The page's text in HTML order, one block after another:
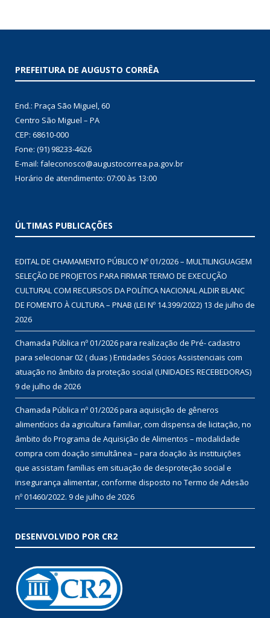
PREFEITURA DE AUGUSTO CORRÊA
End.: Praça São Miguel, 60
Centro São Miguel – PA
CEP: 68610-000
Fone: (91) 98233-4626
E-mail: faleconosco@augustocorrea.pa.gov.br
Horário de atendimento: 07:00 às 13:00
ÚLTIMAS PUBLICAÇÕES
EDITAL DE CHAMAMENTO PÚBLICO Nº 01/2026 – MULTILINGUAGEM
SELEÇÃO DE PROJETOS PARA FIRMAR TERMO DE EXECUÇÃO
CULTURAL COM RECURSOS DA POLÍTICA NACIONAL ALDIR BLANC
DE FOMENTO À CULTURA – PNAB (LEI Nº 14.399/2022) 13 de julho de
2026
Chamada Pública nº 01/2026 para realização de Pré- cadastro
para selecionar 02 ( duas ) Entidades Sócios Assistenciais com
atuação no âmbito da proteção social (UNIDADES RECEBEDORAS)
9 de julho de 2026
Chamada Pública nº 01/2026 para aquisição de gêneros
alimentícios da agricultura familiar, com dispensa de licitação, no
âmbito do Programa de Aquisição de Alimentos – modalidade
compra com doação simultânea – para doação às instituições
que assistam famílias em situação de desproteção social e
insegurança alimentar, conforme disposto no Termo de Adesão
nº 01460/2022. 9 de julho de 2026
DESENVOLVIDO POR CR2